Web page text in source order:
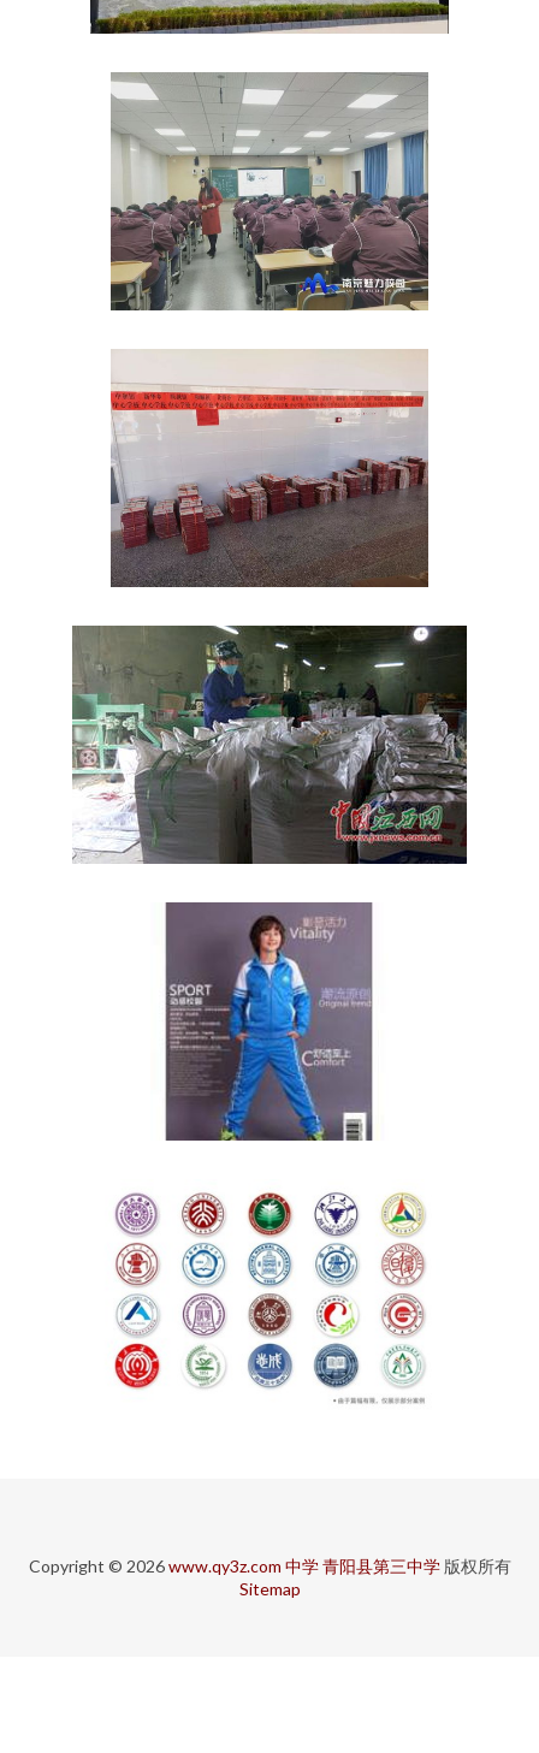
Copyright © 2026www.qy3z.com 中学 青阳县第三中学版权所有
Sitemap